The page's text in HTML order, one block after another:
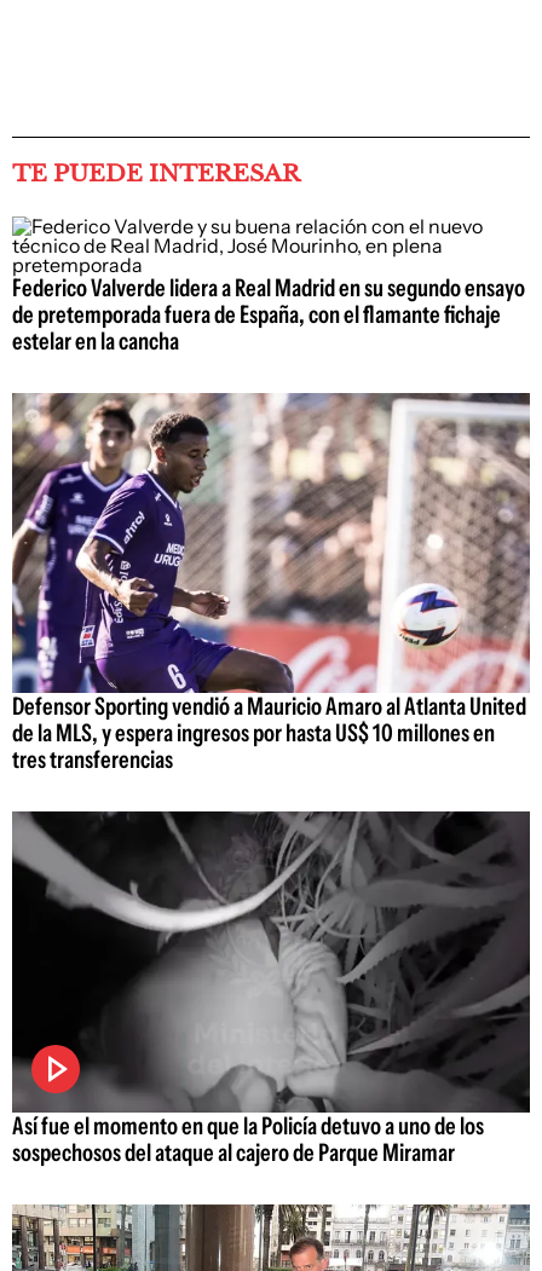
TE PUEDE INTERESAR
Federico Valverde lidera a Real Madrid en su segundo ensayo
de pretemporada fuera de España, con el flamante fichaje
estelar en la cancha
Defensor Sporting vendió a Mauricio Amaro al Atlanta United
de la MLS, y espera ingresos por hasta US$ 10 millones en
tres transferencias
Así fue el momento en que la Policía detuvo a uno de los
sospechosos del ataque al cajero de Parque Miramar